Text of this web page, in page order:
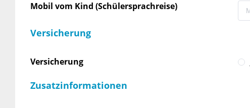
Mobil vom Kind (Schülersprachreise)
Versicherung
Versicherung
Zusatzinformationen